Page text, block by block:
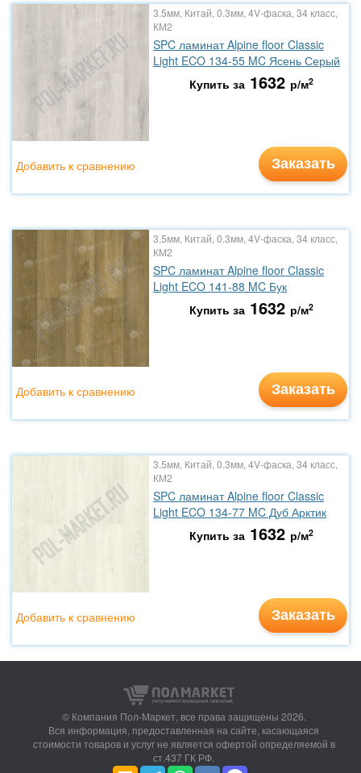
3.5мм, Китай, 0.3мм, 4V-фаска, 34 класс,
КМ2
SPC ламинат Alpine floor Classic
Light ECO 134-55 MC Ясень Серый
Купить за 1632 р/м2
Заказать
Добавить к сравнению
3.5мм, Китай, 0.3мм, 4V-фаска, 34 класс,
КМ2
SPC ламинат Alpine floor Classic
Light ECO 141-88 MC Бук
Купить за 1632 р/м2
Заказать
Добавить к сравнению
3.5мм, Китай, 0.3мм, 4V-фаска, 34 класс,
КМ2
SPC ламинат Alpine floor Classic
Light ECO 134-77 MC Дуб Арктик
Купить за 1632 р/м2
Заказать
Добавить к сравнению
© Компания Пол-Маркет, все права защищены 2026.
Вся информация, предоставленная на сайте, касающаяся
стоимости товаров и услуг не является офертой определяемой в
ст.437 ГК РФ.